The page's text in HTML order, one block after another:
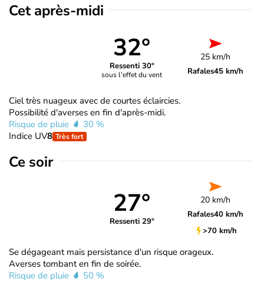
Cet après-midi
32°
Ressenti 30°
sous l'effet du vent
25 km/h
Rafales45 km/h
Ciel très nuageux avec de courtes éclaircies.
Possibilité d'averses en fin d'après-midi.
Risque de pluie
30 %
Indice UV8 Très fort
Ce soir
27°
Ressenti 29°
20 km/h
Rafales40 km/h
>70 km/h
Se dégageant mais persistance d'un risque orageux.
Averses tombant en fin de soirée.
Risque de pluie
50 %